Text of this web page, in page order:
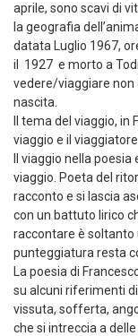
aprile, sono scavi di
la geografia
datata Luglio 1967,
il 1927 e morto a
vedere/viaggiare non
nascita.
Il tema del viaggio, in
viaggio e il
Il viaggio nella
viaggio. Poeta del
racconto e si lascia
con un battuto lirico
raccontare è soltanto
punteggiatura resta
La poesia di
su alcuni riferimenti
vissuta, sofferta,
che si intreccia a